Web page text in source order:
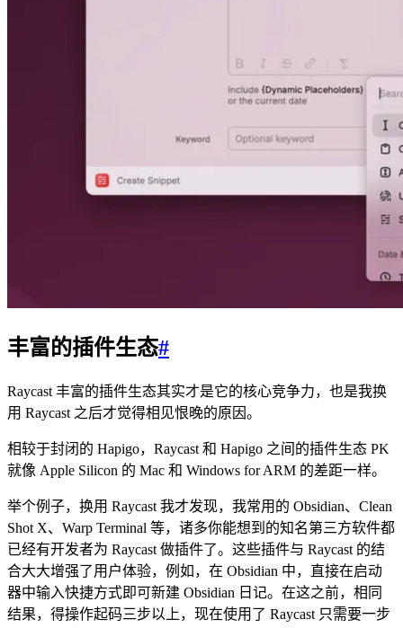
丰富的插件生态#
Raycast 丰富的插件生态其实才是它的核心竞争力，也是我换
用 Raycast 之后才觉得相见恨晚的原因。
相较于封闭的 Hapigo，Raycast 和 Hapigo 之间的插件生态 PK
就像 Apple Silicon 的 Mac 和 Windows for ARM 的差距一样。
举个例子，换用 Raycast 我才发现，我常用的 Obsidian、Clean
Shot X、Warp Terminal 等，诸多你能想到的知名第三方软件都
已经有开发者为 Raycast 做插件了。这些插件与 Raycast 的结
合大大增强了用户体验，例如，在 Obsidian 中，直接在启动
器中输入快捷方式即可新建 Obsidian 日记。在这之前，相同
结果，得操作起码三步以上，现在使用了 Raycast 只需要一步